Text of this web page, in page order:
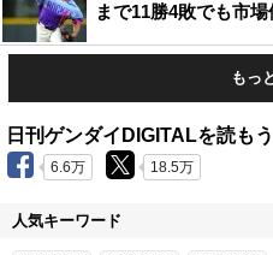
まで11勝4敗でも市
もっ
日刊ゲンダイDIGITALを読もう
6.6万 18.5万
人気キーワード